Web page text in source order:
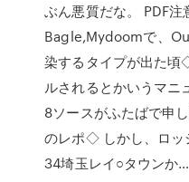
ぶん悪質だな。 PDF
Bagle,Mydoomで、
染するタイプが出た
ルされるとかいうマニ
8ソースがふたばで申
のレポ◇ しかし、ロッ
34埼玉レイ○タウンか…